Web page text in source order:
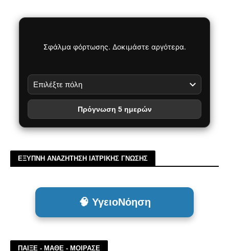
Σφάλμα φόρτωσης. Δοκιμάστε αργότερα.
Πρόγνωση 5 ημερών
ΕΞΥΠΝΗ ΑΝΑΖΗΤΗΣΗ ΙΑΤΡΙΚΗΣ ΓΝΩΣΗΣ
🧠 ΥγειοΝόηση
ΠΑΙΞΕ - ΜΑΘΕ - ΜΟΙΡΑΣΕ